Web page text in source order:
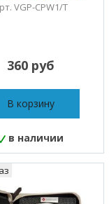
VGP-CPW1/T
360 руб
В корзину
в наличии